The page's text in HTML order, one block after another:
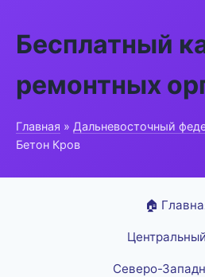
Бесплатный
ремонтных
Главная » Дальневосточный
Бетон Кров
🏠
Северо-